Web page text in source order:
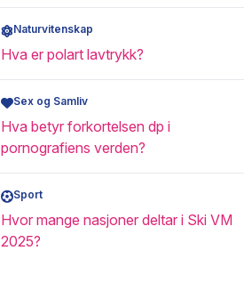
Naturvitenskap
Hva er polart lavtrykk?
Sex og Samliv
Hva betyr forkortelsen dp i
pornografiens verden?
Sport
Hvor mange nasjoner deltar i Ski VM
2025?